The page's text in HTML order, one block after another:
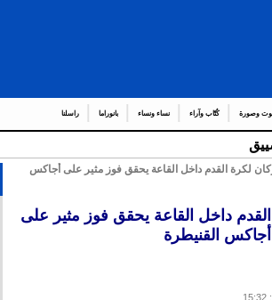
وصورة كُتّاب وآراء نساء ونساء بانوراما راسلنا
لكرة القدم داخل القاعة يحقق فوز مثير على أجاكس
داخل القاعة يحقق فوز مثير على
أجاكس القنيطرة